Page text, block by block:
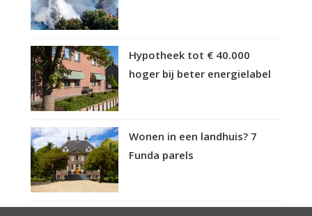
Hypotheek tot € 40.000
hoger bij beter energielabel
Wonen in een landhuis? 7
Funda parels